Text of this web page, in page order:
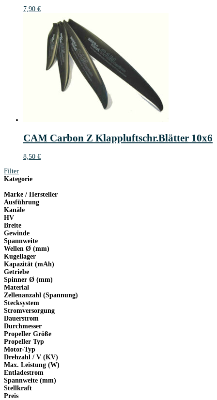
7,90 €
CAM Carbon Z Klappluftschr.Blätter 10x6
8,50 €
Filter
Kategorie
Marke / Hersteller
Ausführung
Kanäle
HV
Breite
Gewinde
Spannweite
Wellen Ø (mm)
Kugellager
Kapazität (mAh)
Getriebe
Spinner Ø (mm)
Material
Zellenanzahl (Spannung)
Stecksystem
Stromversorgung
Dauerstrom
Durchmesser
Propeller Größe
Propeller Typ
Motor-Typ
Drehzahl / V (KV)
Max. Leistung (W)
Entladestrom
Spannweite (mm)
Stellkraft
Preis